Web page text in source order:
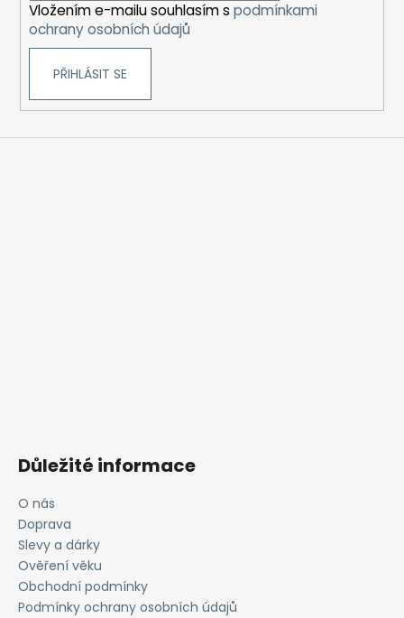
Vložením e-mailu souhlasím s podmínkami
ochrany osobních údajů
PŘIHLÁSIT SE
Důležité informace
O nás
Doprava
Slevy a dárky
Ověření věku
Obchodní podmínky
Podmínky ochrany osobních údajů